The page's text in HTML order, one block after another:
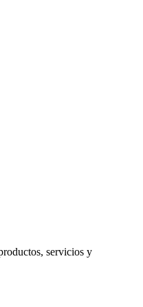
servicios y